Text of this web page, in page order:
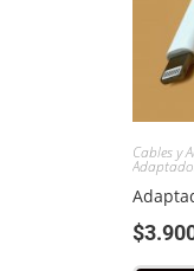
Cables y
$